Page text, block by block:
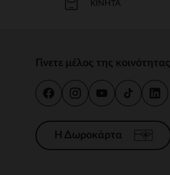
ΚΙΝΗΤΆ
Γίνετε μέλος της κοινότητας
Η Δωροκάρτα